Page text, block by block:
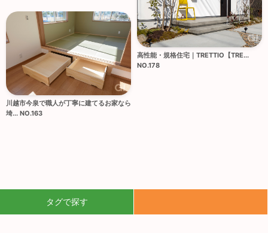
高性能・規格住宅｜TRETTIO【TRE...
NO.178
川越市今泉で職人が丁寧に建てるお家なら
埼... NO.163
タグで探す